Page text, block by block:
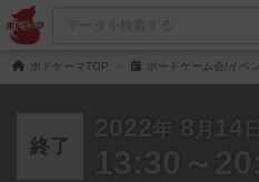
ボドゲーマTOP ボードゲーム会/イベ
終了
2022 年 8 月 14 日
13:30～